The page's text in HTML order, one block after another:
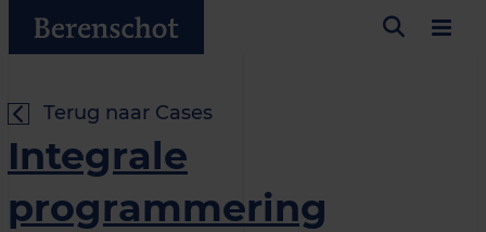
Terug naar Cases
Integrale
programmering